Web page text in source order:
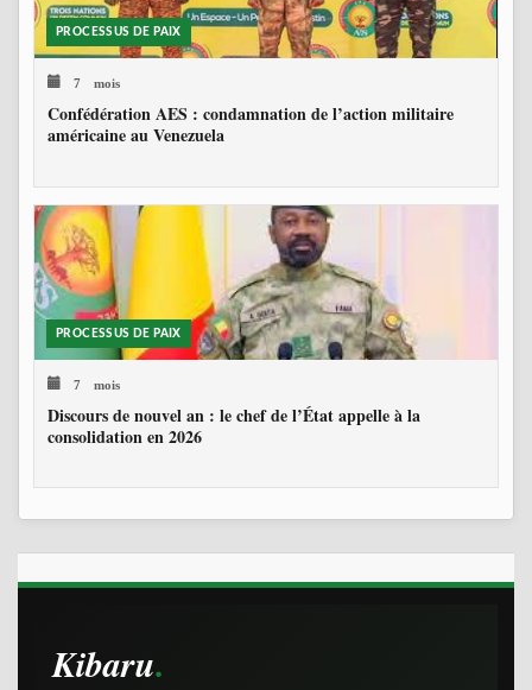
PROCESSUS DE PAIX
7 mois
Confédération AES : condamnation de l’action militaire
américaine au Venezuela
PROCESSUS DE PAIX
7 mois
Discours de nouvel an : le chef de l’État appelle à la
consolidation en 2026
Kibaru